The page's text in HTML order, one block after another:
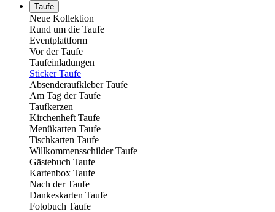
Taufe
Neue Kollektion
Rund um die Taufe
Eventplattform
Vor der Taufe
Taufeinladungen
Sticker Taufe
Absenderaufkleber Taufe
Am Tag der Taufe
Taufkerzen
Kirchenheft Taufe
Menükarten Taufe
Tischkarten Taufe
Willkommensschilder Taufe
Gästebuch Taufe
Kartenbox Taufe
Nach der Taufe
Dankeskarten Taufe
Fotobuch Taufe